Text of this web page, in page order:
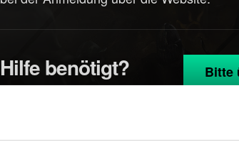
Hilfe benötigt? Bitte